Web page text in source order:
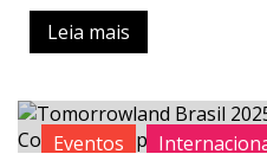
Leia mais
Eventos